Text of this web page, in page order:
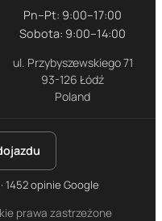
Pn–Pt: 9:00–17:00
Sobota: 9:00–14:00
ul. Przybyszewskiego 71
93-126 Łódź
Poland
prawa zastrzeżone
1452 opinie Google